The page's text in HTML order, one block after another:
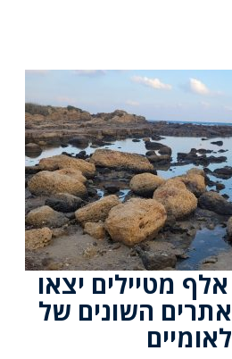
טבע להיט: 80 אלף מטיילים יצאו
השונים של